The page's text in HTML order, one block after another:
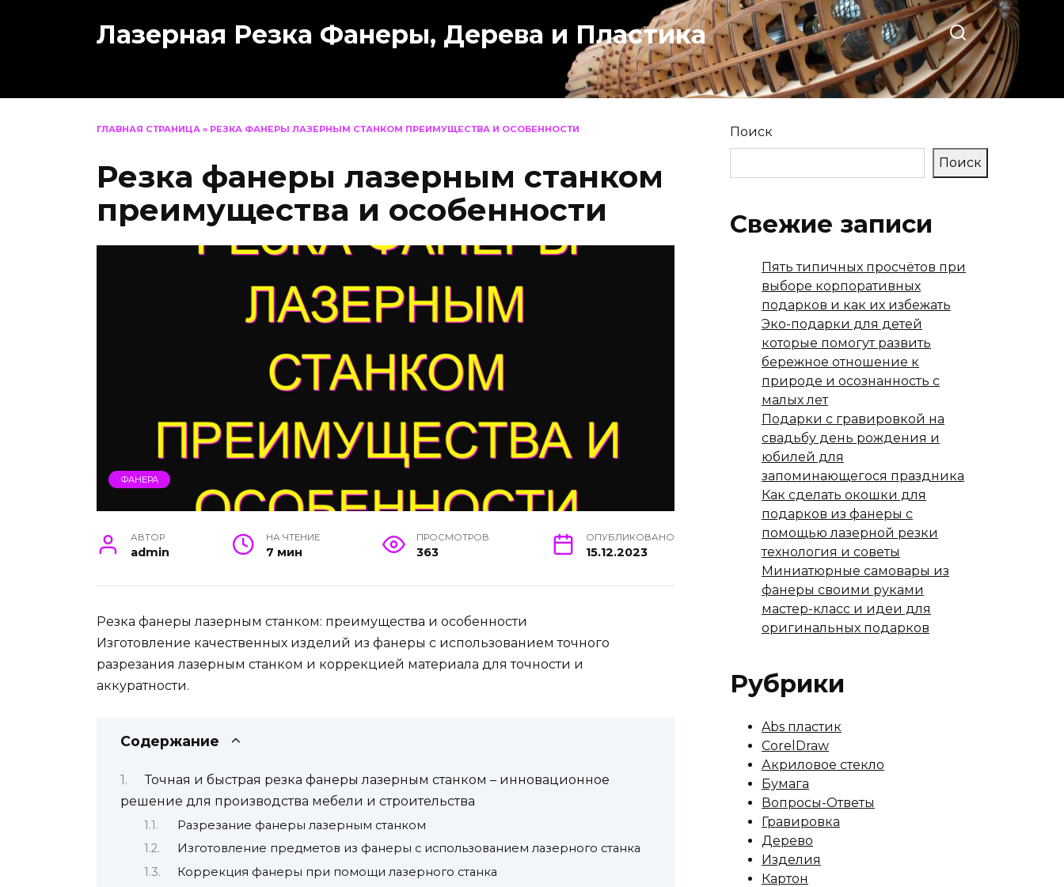
Лазерная Резка Фанеры, Дерева и Пластика
ГЛАВНАЯ СТРАНИЦА » РЕЗКА ФАНЕРЫ ЛАЗЕРНЫМ СТАНКОМ ПРЕИМУЩЕСТВА И ОСОБЕННОСТИ
Резка фанеры лазерным станком
преимущества и особенности
ФАНЕРА
АВТОР
admin
НА ЧТЕНИЕ
7 мин
ПРОСМОТРОВ
363
ОПУБЛИКОВАНО
15.12.2023
Резка фанеры лазерным станком: преимущества и особенности
Изготовление качественных изделий из фанеры с использованием точного
разрезания лазерным станком и коррекцией материала для точности и
аккуратности.
Содержание
Точная и быстрая резка фанеры лазерным станком – инновационное
решение для производства мебели и строительства
Разрезание фанеры лазерным станком
Изготовление предметов из фанеры с использованием лазерного станка
Коррекция фанеры при помощи лазерного станка
Поиск
Поиск
Свежие записи
Пять типичных просчётов при
выборе корпоративных
подарков и как их избежать
Эко-подарки для детей
которые помогут развить
бережное отношение к
природе и осознанность с
малых лет
Подарки с гравировкой на
свадьбу день рождения и
юбилей для
запоминающегося праздника
Как сделать окошки для
подарков из фанеры с
помощью лазерной резки
технология и советы
Миниатюрные самовары из
фанеры своими руками
мастер-класс и идеи для
оригинальных подарков
Рубрики
Abs пластик
CorelDraw
Акриловое стекло
Бумага
Вопросы-Ответы
Гравировка
Дерево
Изделия
Картон